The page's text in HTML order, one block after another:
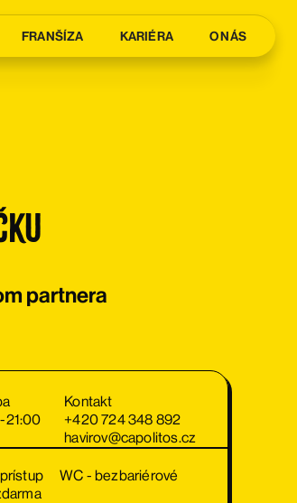
FRANŠÍZA KARIÉRA O NÁS
partnera
21:00
Kontakt
+420 724 348 892
havirov@capolitos.cz
WC - bezbariérové